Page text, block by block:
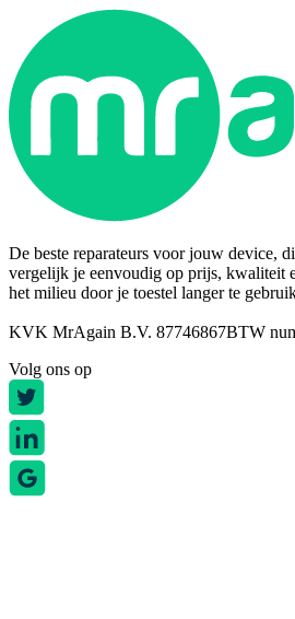
De beste reparateurs voor jouw device,
vergelijk je eenvoudig op prijs, kwaliteit
het milieu door je toestel langer te
KVK MrAgain B.V. 87746867BTW
Volg ons op